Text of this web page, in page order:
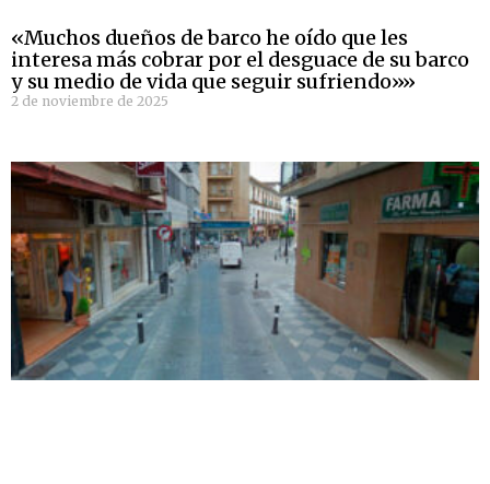
«Muchos dueños de barco he oído que les
interesa más cobrar por el desguace de su barco
y su medio de vida que seguir sufriendo»»
2 de noviembre de 2025